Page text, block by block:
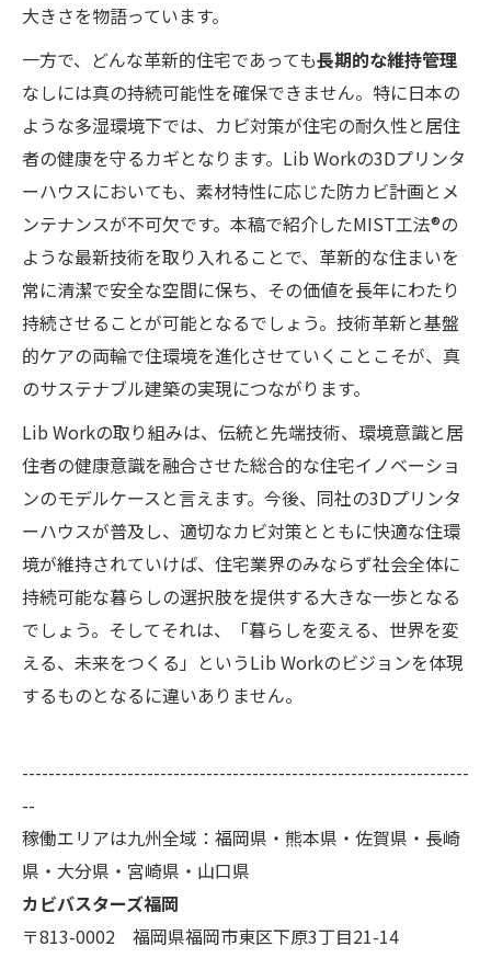
大きさを物語っています。
一方で、どんな革新的住宅であっても長期的な維持管理
なしには真の持続可能性を確保できません。特に日本の
ような多湿環境下では、カビ対策が住宅の耐久性と居住
者の健康を守るカギとなります。Lib Workの3Dプリンタ
ーハウスにおいても、素材特性に応じた防カビ計画とメ
ンテナンスが不可欠です。本稿で紹介したMIST工法®の
ような最新技術を取り入れることで、革新的な住まいを
常に清潔で安全な空間に保ち、その価値を長年にわたり
持続させることが可能となるでしょう。技術革新と基盤
的ケアの両輪で住環境を進化させていくことこそが、真
のサステナブル建築の実現につながります。
Lib Workの取り組みは、伝統と先端技術、環境意識と居
住者の健康意識を融合させた総合的な住宅イノベーショ
ンのモデルケースと言えます。今後、同社の3Dプリンタ
ーハウスが普及し、適切なカビ対策とともに快適な住環
境が維持されていけば、住宅業界のみならず社会全体に
持続可能な暮らしの選択肢を提供する大きな一歩となる
でしょう。そしてそれは、「暮らしを変える、世界を変
える、未来をつくる」というLib Workのビジョンを体現
するものとなるに違いありません。
--------------------------------------------------------------------
--
稼働エリアは九州全域：福岡県・熊本県・佐賀県・長崎
県・大分県・宮崎県・山口県
カビバスターズ福岡
〒813-0002 福岡県福岡市東区下原3丁目21-14